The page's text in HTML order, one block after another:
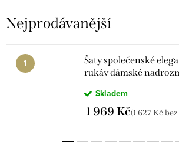
Nejprodávanější
Šaty společenské
rukáv dámské
POLSKÁ MÓDA
Skladem
1 969 Kč(1 627 Kč